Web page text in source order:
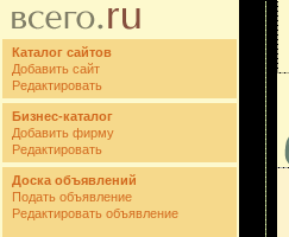
Каталог сайтов
Добавить сайт
Редактировать
Бизнес-каталог
Добавить фирму
Редактировать
Доска объявлений
Подать объявление
Редактировать объявление